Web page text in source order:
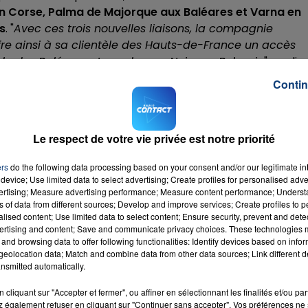
Corse, Palma de Majorque aux Baléares et Varna en
. "Avec ces trois nouvelles liaisons, la compagnie
ainsi à sa clientèle des Hauts-de-France un accès
des Baléares et vers la mer Noire en Bulgarie",
au départ de Lille - Lesquin avec
reliera Lille à l’aéroport de Calvi-Sainte Catherine
Bastia et Figari)."
du 30 mai depuis Lille
vers l’aéroport de Palma de Majorque, sa première
proposera 5 928 sièges".
Mer Noire en Bulgarie seront desservieschaque mardi
site de la compagnie , avec des billets à partir de
Le respect de votre vie privée est notre priorité
do the following data processing based on your consent and/or our legitimate
Use limited data to select advertising; Create profiles for personalised
Measure advertising performance; Measure content performance;
of data from different sources; Develop and improve services; Create profiles to
content; Use limited data to select content; Ensure security, prevent and
and content; Save and communicate privacy choices. These technologies
browsing data to offer following functionalities: Identify devices based on
data; Match and combine data from other data sources; Link different
automatically.
cliquant sur "Accepter et fermer", ou affiner en sélectionnant les finalités et/ou
également refuser en cliquant sur "Continuer sans accepter". Vos préférences